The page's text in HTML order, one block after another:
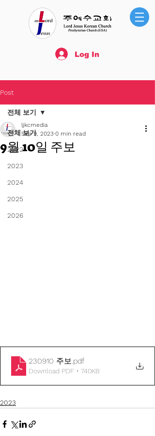
Log In
Post
전체 보기
2022
2023
2024
2025
2026
전체 보기
9월 10일 주보
ljkcmedia
Sep 9, 2023 0 min read
230910 주보.pdf
Download PDF • 740KB
2023